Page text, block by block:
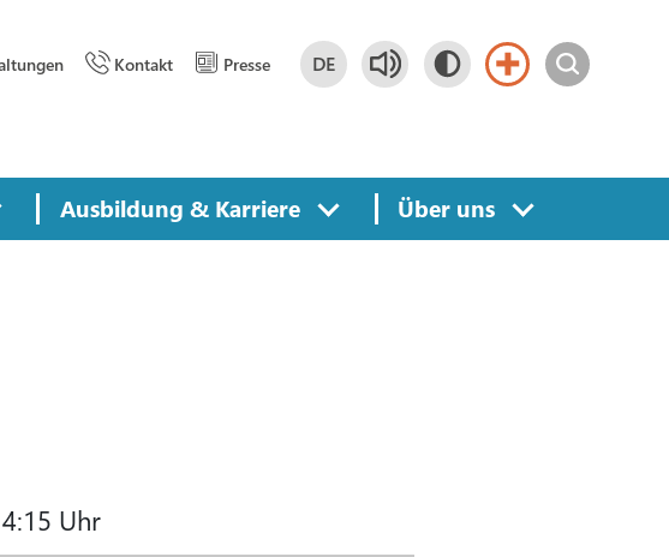
Kontakt Presse DE
Ausbildung & Karriere Über uns
Uhr